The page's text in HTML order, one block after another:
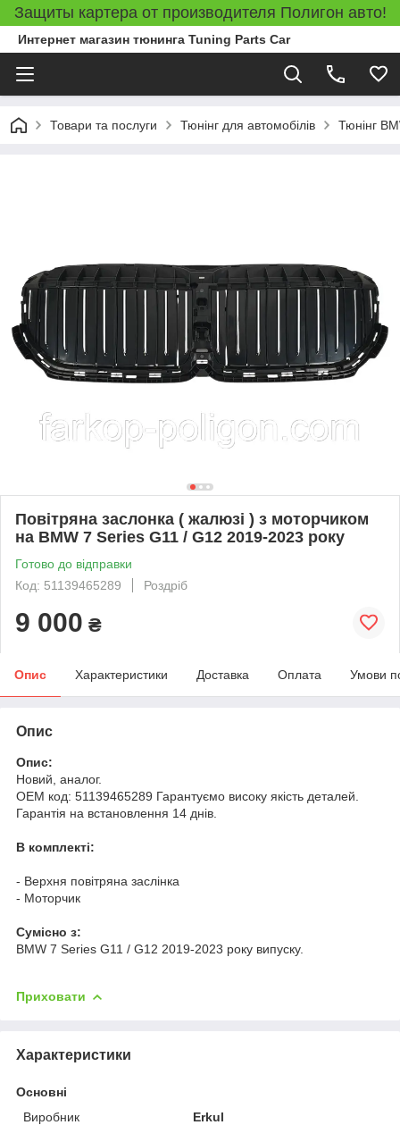
Защиты картера от производителя Полигон авто!
Интернет магазин тюнинга Tuning Parts Car
Товари та послуги Тюнінг для автомобілів Тюнінг
Повітряна заслонка ( жалюзі ) з моторчиком
на BMW 7 Series G11 / G12 2019-2023 року
Готово до відправки
Код: 51139465289
Роздріб
9 000 ₴
Опис Характеристики Доставка Оплата Умови
Опис
Опис:
Новий, аналог.
OEM код: 51139465289 Гарантуємо високу якість деталей.
Гарантія на встановлення 14 днів.
В комплекті:
- Верхня повітряна заслінка
- Моторчик
Cумісно з:
BMW 7 Series G11 / G12 2019-2023 року випуску.
Приховати
Характеристики
Основні
Виробник
Erkul